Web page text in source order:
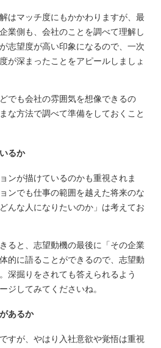
はマッチ度にもかかわりますが、最
業側も、会社のことを調べて理解し
志望度が高い印象になるので、一次
が深まったことをアピールしましょ
でも会社の雰囲気を想像できるの
な方法で調べて準備をしておくこと
るか
ンが描けているのかも重視されま
ンでも仕事の範囲を越えた将来のな
んな人になりたいのか」は考えてお
ると、志望動機の最後に「その企業
的に語ることができるので、志望動
深掘りをされても答えられるよう
ジしてみてくださいね。
あるか
すが、やはり入社意欲や覚悟は重視